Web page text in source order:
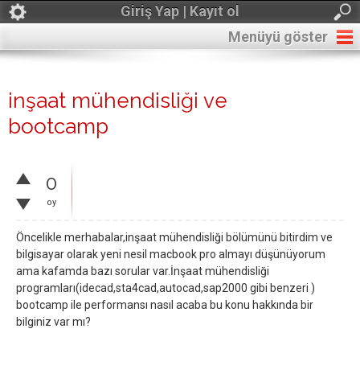
Giriş Yap | Kayıt ol
Menüyü göster
inşaat mühendisliği ve
bootcamp
0
oy
Öncelikle merhabalar,inşaat mühendisliği bölümünü bitirdim ve
bilgisayar olarak yeni nesil macbook pro almayı düşünüyorum
ama kafamda bazı sorular var.İnşaat mühendisliği
programları(idecad,sta4cad,autocad,sap2000 gibi benzeri )
bootcamp ile performansı nasıl acaba bu konu hakkında bir
bilginiz var mı?